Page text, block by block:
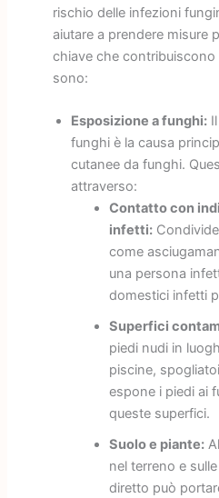
rischio delle infezioni
aiutare a prendere misure
chiave che
sono:
Esposizione a funghi:Il
funghi è la causa
cutanee da funghi.
attraverso:
Contatto con
infetti:
come
una persona
domestici infetti
Superfici
piedi nudi in
piscine,
espone i piedi ai
queste superfici.
Suolo e piante:
nel terreno e
diretto può